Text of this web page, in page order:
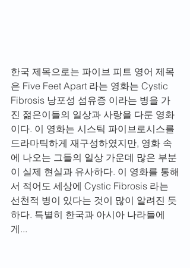
한국 제목으로는 파이브 피트 영어 제목
은 Five Feet Apart 라는 영화는 Cystic
Fibrosis 낭포성 섬유증 이라는 병을 가
진 젊은이들의 일상과 사랑을 다룬 영화
이다. 이 영화는 시스틱 파이브로시스를
드라마틱하게 재구성하였지만, 영화 속
에 나오는 그들의 일상 가운데 많은 부분
이 실제 현실과 유사하다. 이 영화를 통해
서 적어도 세상에 Cystic Fibrosis 라는
선천적 병이 있다는 것이 많이 알려진 듯
하다. 특별히 한국과 아시아 나라들에
게...